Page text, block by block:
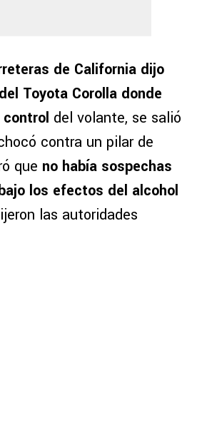
de California dijo
Toyota Corolla donde
del volante, se salió
contra un pilar de
que no había sospechas
los efectos del alcohol
las autoridades